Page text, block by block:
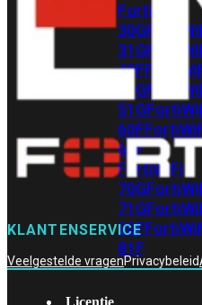
FortiWiFi
30G
31G
40F
50G
51G
60F
61F
FortiWiFi
70G
71G
80F
81F
Licentie
KLANTENSERVICE
Veelgestelde vragenPrivacybeleid